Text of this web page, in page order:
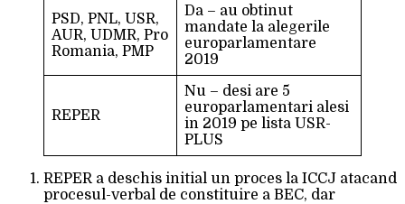
PSD, PNL, USR,
AUR, UDMR, Pro
Romania, PMP
Da – au obtinut
mandate la alegerile
europarlamentare
2019
REPER
Nu – desi are 5
europarlamentari alesi
in 2019 pe lista USR-
PLUS
REPER a deschis initial un proces la ICCJ atacand
procesul-verbal de constituire a BEC, dar